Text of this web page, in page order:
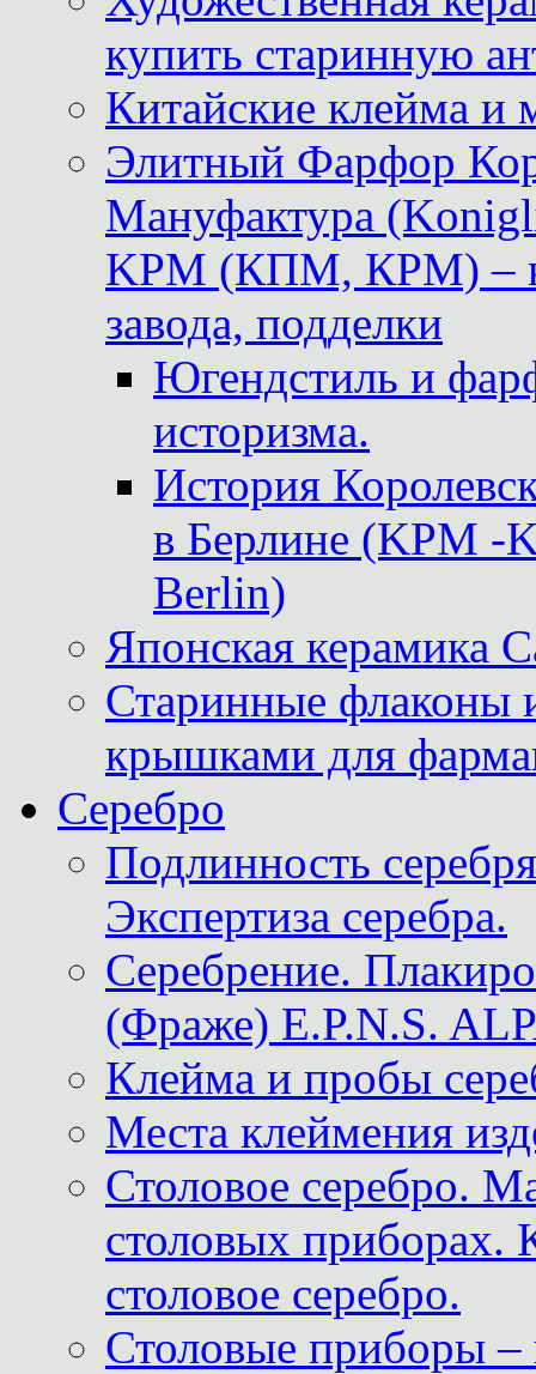
купить старинную
Китайские клейма и
Элитный Фарфор
Мануфактура
KPM (КПМ, КРМ) –
завода, подделки
Югендстиль и
историзма.
История
в Берлине (KPM -
Berlin)
Японская керамика
Старинные флаконы
крышками для
Серебро
Подлинность
Экспертиза серебра.
Серебрение.
(Фраже) E.P.N.S.
Клейма и пробы
Места клеймения
Столовое серебро.
столовых приборах.
столовое серебро.
Столовые приборы –